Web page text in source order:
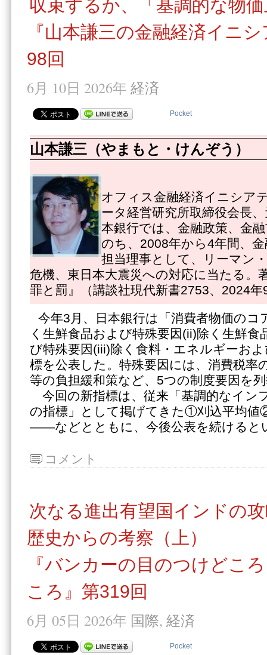
収束するか、「基調的な物
『山本謙三の金融経済イニ
98回
6月 10日 2026年 経済
Pocket
山本謙三（やまもと・けんぞう）
オフィス金融経済イニシア
ータ経営研究所取締役会長
本銀行では、金融政策、金
のち、2008年から4年間、
担当理事として、リーマン
危機、東日本大震災への対応に当たる。
罪と罰』（講談社現代新書2753、2024年
今年3月、日本銀行は「消費者物価のコ
く生鮮食品および特殊要因(ii)除く生鮮
び特殊要因(iii)除く食料・エネルギーお
標を公表した。特殊要因には、消費税率
等の負担緩和策など、5つの制度要因を
今回の新指標は、従来「基調的なイン
の指標」として掲げてきた①刈込平均
――などとともに、今後公表を続けると
コメント
次なる進出有望国インドの
歴史からの考察（上）
『バンカーの目のつけどこ
ころ』第319回
6月 05日 2026年 国際, 経済
Pocket